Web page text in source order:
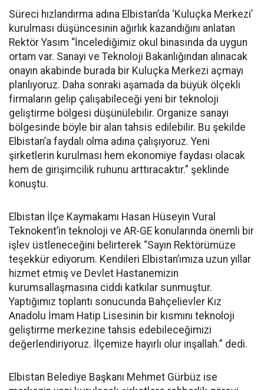
Süreci hızlandırma adına Elbistan’da ‘Kuluçka Merkezi’
kurulması düşüncesinin ağırlık kazandığını anlatan
Rektör Yasım “İncelediğimiz okul binasında da uygun
ortam var. Sanayi ve Teknoloji Bakanlığından alınacak
onayın akabinde burada bir Kuluçka Merkezi açmayı
planlıyoruz. Daha sonraki aşamada da büyük ölçekli
firmaların gelip çalışabileceği yeni bir teknoloji
geliştirme bölgesi düşünülebilir. Organize sanayi
bölgesinde böyle bir alan tahsis edilebilir. Bu şekilde
Elbistan’a faydalı olma adına çalışıyoruz. Yeni
şirketlerin kurulması hem ekonomiye faydası olacak
hem de girişimcilik ruhunu arttıracaktır.” şeklinde
konuştu.
Elbistan İlçe Kaymakamı Hasan Hüseyin Vural
Teknokent’in teknoloji ve AR-GE konularında önemli bir
işlev üstleneceğini belirterek “Sayın Rektörümüze
teşekkür ediyorum. Kendileri Elbistan’ımıza uzun yıllar
hizmet etmiş ve Devlet Hastanemizin
kurumsallaşmasına ciddi katkılar sunmuştur.
Yaptığımız toplantı sonucunda Bahçelievler Kız
Anadolu İmam Hatip Lisesinin bir kısmını teknoloji
geliştirme merkezine tahsis edebileceğimizi
değerlendiriyoruz. İlçemize hayırlı olur inşallah.” dedi.
Elbistan Belediye Başkanı Mehmet Gürbüz ise